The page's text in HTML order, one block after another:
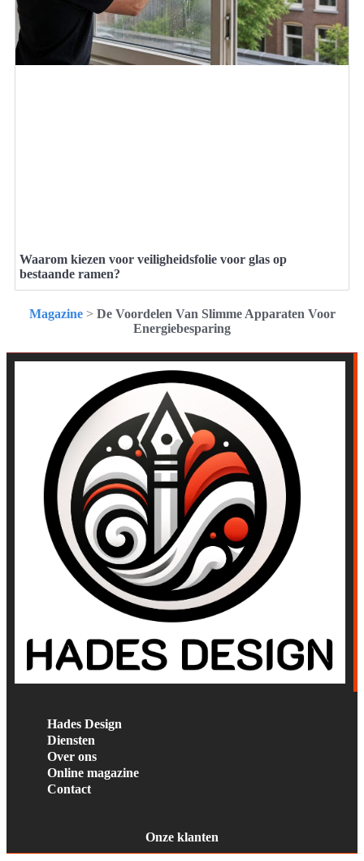
Waarom kiezen voor veiligheidsfolie voor glas op
bestaande ramen?
Magazine> De Voordelen Van Slimme Apparaten Voor
Energiebesparing
Hades Design
Diensten
Over ons
Online magazine
Contact
Onze klanten